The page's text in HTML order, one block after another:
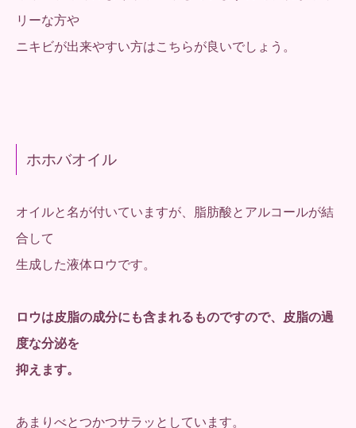
リーな方や
ニキビが出来やすい方はこちらが良いでしょう。
ホホバオイル
オイルと名が付いていますが、脂肪酸とアルコールが結
合して
生成した液体ロウです。
ロウは皮脂の成分にも含まれるものですので、皮脂の過
度な分泌を
抑えます。
あまりべとつかつサラッとしています。